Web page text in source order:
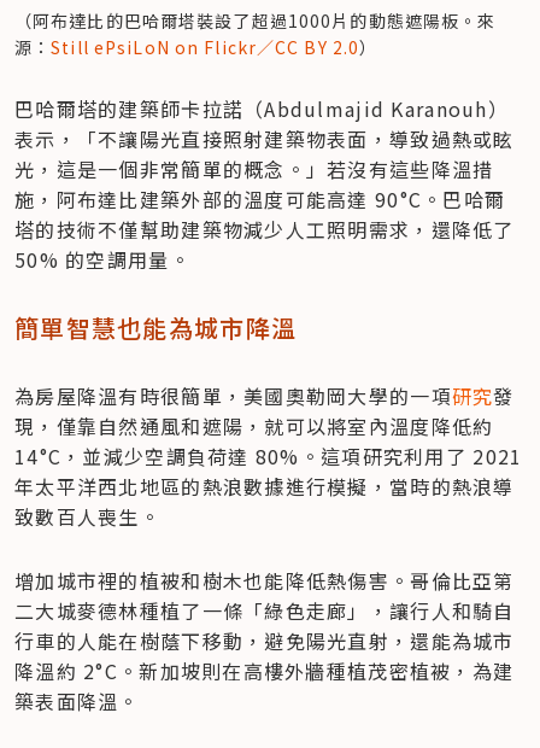
（阿布達比的巴哈爾塔裝設了超過1000片的動態遮陽板。來
源：Still ePsiLoN on Flickr／CC BY 2.0）
巴哈爾塔的建築師卡拉諾（Abdulmajid Karanouh）
表示，「不讓陽光直接照射建築物表面，導致過熱或眩
光，這是一個非常簡單的概念。」若沒有這些降溫措
施，阿布達比建築外部的溫度可能高達 90°C。巴哈爾
塔的技術不僅幫助建築物減少人工照明需求，還降低了
50% 的空調用量。
簡單智慧也能為城市降溫
為房屋降溫有時很簡單，美國奧勒岡大學的一項研究發
現，僅靠自然通風和遮陽，就可以將室內溫度降低約
14°C，並減少空調負荷達 80%。這項研究利用了 2021
年太平洋西北地區的熱浪數據進行模擬，當時的熱浪導
致數百人喪生。
增加城市裡的植被和樹木也能降低熱傷害。哥倫比亞第
二大城麥德林種植了一條「綠色走廊」，讓行人和騎自
行車的人能在樹蔭下移動，避免陽光直射，還能為城市
降溫約 2°C。新加坡則在高樓外牆種植茂密植被，為建
築表面降溫。